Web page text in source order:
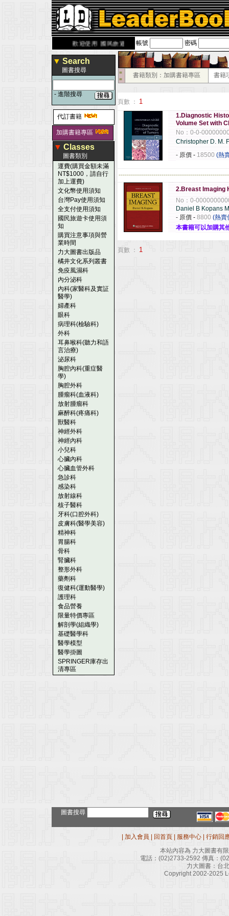
歡迎使用 國民旅遊卡！！ 帳號 密碼
▼ Search
圖書搜尋
- 進階搜尋
代訂書籍
加購書籍專區
▼ Classes
圖書類別
運費(購買金額未滿
NT$1000，請自行
加上運費)
文化幣使用須知
台灣Pay使用須知
全支付使用須知
國民旅遊卡使用須
知
購買注意事項與營
業時間
力大圖書出版品
橘井文化系列叢書
免疫風濕科
內分泌科
內科(家醫科及實証
醫學)
婦產科
眼科
病理科(檢驗科)
外科
耳鼻喉科(聽力和語
言治療)
泌尿科
胸腔內科(重症醫
學)
胸腔外科
腫瘤科(血液科)
放射腫瘤科
麻醉科(疼痛科)
獸醫科
神經外科
神經內科
小兒科
心臟內科
心臟血管外科
急診科
感染科
放射線科
核子醫科
牙科(口腔外科)
皮膚科(醫學美容)
精神科
胃腸科
骨科
腎臟科
整形外科
藥劑科
復健科(運動醫學)
護理科
食品營養
限量特價專區
解剖學(組織學)
基礎醫學科
醫學模型
醫學掛圖
SPRINGER庫存出
清專區
■
■
書籍類別：加購書籍專區 書籍
頁數 ： 1
1.Diagnostic
Volume Set with
No：0-0-
Christopher D. M.
- 原價 - 18500 (熱
2.Breast Imaging
No：0-
Daniel B Kopans
- 原價 - 8800 (熱賣
本書籍可以加購其
頁數 ： 1
圖書搜尋
加入會員 回首頁 服務中心
行銷回
本站內容為 力大圖書有
電話： (02)2733-2592 傳真：
力大圖書：台
Copyright 2002-2025